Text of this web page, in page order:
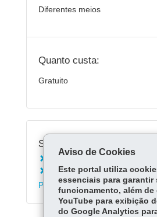
Diferentes meios
Quanto custa:
Gratuito
Serviços Relacionados:
Conhecer o Centro de
Pesquisa em História - UEPG
Aviso de Cookies
Este portal utiliza
essenciais para garantir
funcionamento, além de
YouTube para exibição
do Google Analytics